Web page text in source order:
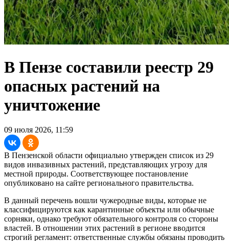
В Пензе составили реестр 29
опасных растений на
уничтожение
09 июля 2026, 11:59
В Пензенской области официально утвержден список из 29
видов инвазивных растений, представляющих угрозу для
местной природы. Соответствующее постановление
опубликовано на сайте регионального правительства.
В данный перечень вошли чужеродные виды, которые не
классифицируются как карантинные объекты или обычные
сорняки, однако требуют обязательного контроля со стороны
властей. В отношении этих растений в регионе вводится
строгий регламент: ответственные службы обязаны проводить